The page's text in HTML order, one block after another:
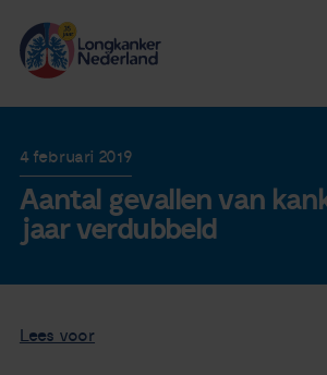
Longkanker
Leven met
Thymuskankers
4 februari 2019
Aantal gevallen van
jaar verdubbeld
Lees voor